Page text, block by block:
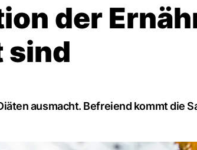
der
sind
ausmacht. Befreiend kommt die